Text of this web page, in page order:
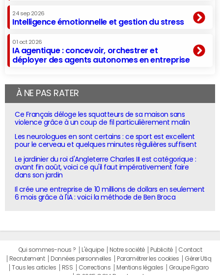
24 sep 2026
Intelligence émotionnelle et gestion du stress
01 oct 2026
IA agentique : concevoir, orchestrer et
déployer des agents autonomes en entreprise
À NE PAS RATER
Ce Français déloge les squatteurs de sa maison sans
violence grâce à un coup de fil particulièrement malin
Les neurologues en sont certains : ce sport est excellent
pour le cerveau et quelques minutes régulières suffisent
Le jardinier du roi d'Angleterre Charles III est catégorique :
avant fin août, voici ce qu'il faut impérativement faire
dans son jardin
Il crée une entreprise de 10 millions de dollars en seulement
6 mois grâce à l'IA : voici la méthode de Ben Broca
Qui sommes-nous ? L'équipe Notre société Publicité
Contact
Recrutement
Données personnelles Paramétrer les cookies
Gérer Utiq
Tous les articles
RSS Corrections Mentions légales
Groupe Figaro